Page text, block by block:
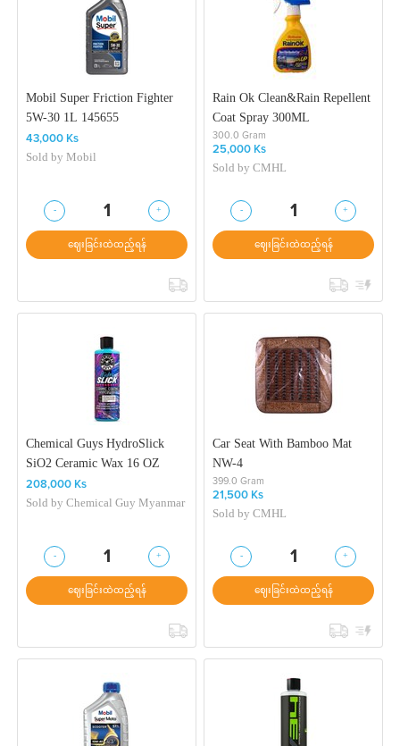
Mobil Super Friction Fighter
5W-30 1L 145655
43,000 Ks
Sold byMobil
- 1
+
ဈေးခြင်းထဲထည့်ရန်
Rain Ok Clean&Rain Repellent
Coat Spray 300ML
300.0 Gram
25,000 Ks
Sold byCMHL
- 1
+
ဈေးခြင်းထဲထည့်ရန်
Chemical Guys HydroSlick
SiO2 Ceramic Wax 16 OZ
208,000 Ks
Sold byChemical Guy Myanmar
- 1
+
ဈေးခြင်းထဲထည့်ရန်
Car Seat With Bamboo Mat
NW-4
399.0 Gram
21,500 Ks
Sold byCMHL
- 1
+
ဈေးခြင်းထဲထည့်ရန်